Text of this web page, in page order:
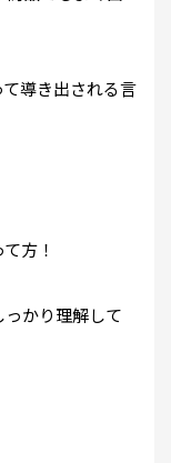
導き出される言
方！
かり理解して